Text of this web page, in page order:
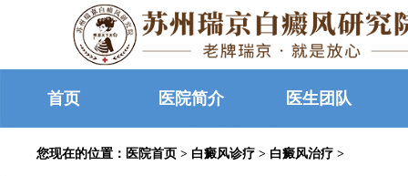
首页 医院简介 医生团队
您现在的位置： 医院首页 > 白癜风诊疗 > 白癜风治疗 >